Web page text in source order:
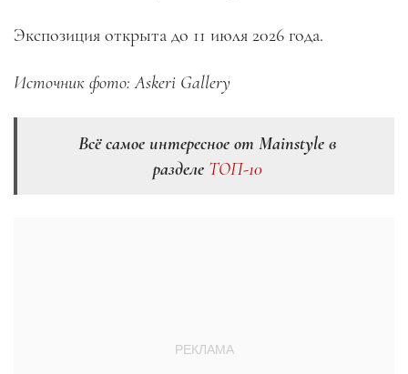
Экспозиция открыта до 11 июля 2026 года.
Источник фото: Askeri Gallery
Всё самое интересное от Mainstyle в
разделе ТОП-10